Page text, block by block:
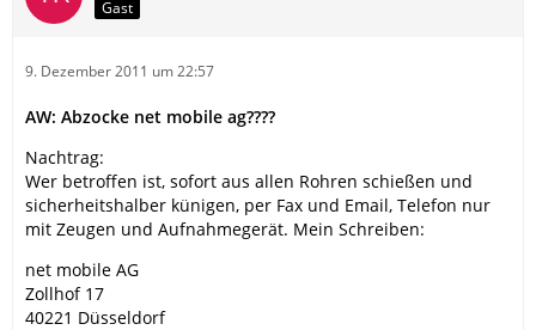
Gast
9. Dezember 2011 um 22:57
AW: Abzocke net mobile ag????
Nachtrag:
Wer betroffen ist, sofort aus allen Rohren schießen und
sicherheitshalber künigen, per Fax und Email, Telefon nur
mit Zeugen und Aufnahmegerät. Mein Schreiben:
net mobile AG
Zollhof 17
40221 Düsseldorf